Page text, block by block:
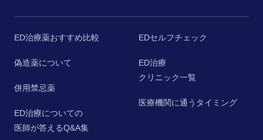
ED治療薬おすすめ比較
偽造薬について
併用禁忌薬
ED治療についての
医師が答えるQ&A集
EDセルフチェック
ED治療
クリニック一覧
医療機関に通うタイミング